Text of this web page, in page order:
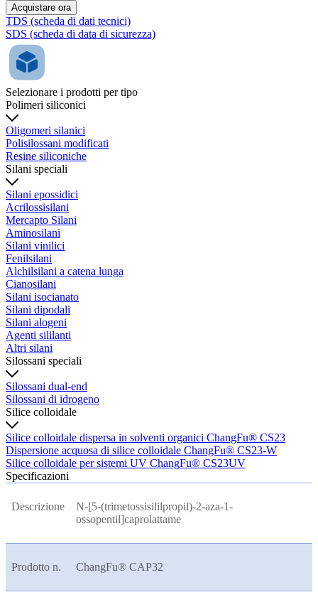
Acquistare ora
TDS (scheda di dati tecnici)
SDS (scheda di data di sicurezza)
Selezionare i prodotti per tipo
Polimeri siliconici
Oligomeri silanici
Polisilossani modificati
Resine siliconiche
Silani speciali
Silani epossidici
Acrilossisilani
Mercapto Silani
Aminosilani
Silani vinilici
Fenilsilani
Alchilsilani a catena lunga
Cianosilani
Silani isocianato
Silani dipodali
Silani alogeni
Agenti sililanti
Altri silani
Silossani speciali
Silossani dual-end
Silossani di idrogeno
Silice colloidale
Silice colloidale dispersa in solventi organici ChangFu® CS23
Dispersione acquosa di silice colloidale ChangFu® CS23-W
Silice colloidale per sistemi UV ChangFu® CS23UV
Specificazioni
Descrizione
N-[5-(trimetossisililpropil)-2-aza-1-
ossopentil]caprolattame
Prodotto n. ChangFu® CAP32